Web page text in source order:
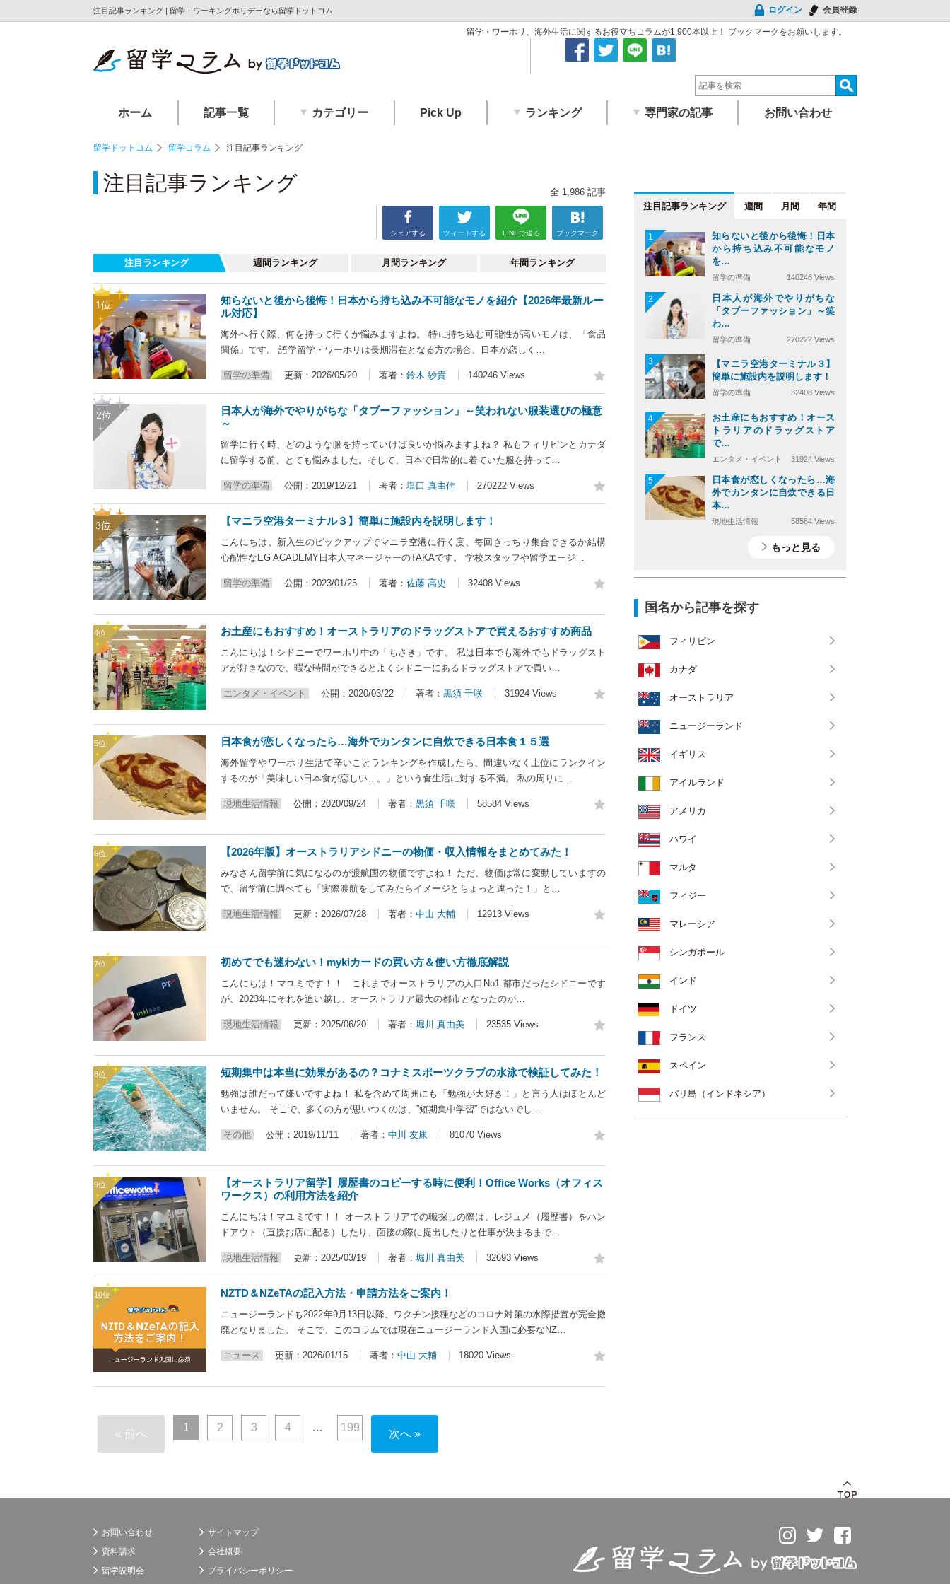
注目記事ランキング | 留学・ワーキングホリデーなら留学ドットコム ログイン 会員登録
留学・ワーホリ、海外生活に関するお役立ちコラムが1,900本以上！ ブックマークをお願いします。
ホーム 記事一覧 カテゴリー Pick Up ランキング 専門家の記事 お問い合わせ
留学ドットコム 留学コラム 注目記事ランキング
注目記事ランキング 全 1,986 記事
シェアする ツィートする LINEで送る ブックマーク
注目ランキング 週間 ランキング 月間 ランキング 年間 ランキング
知らないと後から後悔！日本から持ち込み不可能なモノを紹介【2026年最新ルー
ル対応】
海外へ行く際、何を持って行くか悩みますよね。 特に持ち込む可能性が高いモノは、「食品
関係」です。 語学留学・ワーホリは長期滞在となる方の場合、日本が恋しく…
留学の準備 更新：2026/05/20 著者： 鈴木 紗貴 140246 Views
日本人が海外でやりがちな「タブーファッション」～笑われない服装選びの極意
～
留学に行く時、どのような服を持っていけば良いか悩みますよね？ 私もフィリピンとカナダ
に留学する前、とても悩みました。そして、日本で日常的に着ていた服を持って…
留学の準備 公開：2019/12/21 著者： 塩口 真由佳 270222 Views
【マニラ空港ターミナル３】簡単に施設内を説明します！
こんにちは、新入生のピックアップでマニラ空港に行く度、毎回きっちり集合できるか結構
心配性なEG ACADEMY日本人マネージャーのTAKAです。 学校スタッフや留学エージ…
留学の準備 公開：2023/01/25 著者： 佐藤 高史 32408 Views
お土産にもおすすめ！オーストラリアのドラッグストアで買えるおすすめ商品
こんにちは！シドニーでワーホリ中の「ちさき」です。 私は日本でも海外でもドラッグスト
アが好きなので、暇な時間ができるとよくシドニーにあるドラッグストアで買い…
エンタメ・イベント 公開：2020/03/22 著者： 黒須 千咲 31924 Views
日本食が恋しくなったら…海外でカンタンに自炊できる日本食１５選
海外留学やワーホリ生活で辛いことランキングを作成したら、間違いなく上位にランクイン
するのが「美味しい日本食が恋しい…。」という食生活に対する不満。 私の周りに…
現地生活情報 公開：2020/09/24 著者： 黒須 千咲 58584 Views
【2026年版】オーストラリアシドニーの物価・収入情報をまとめてみた！
みなさん留学前に気になるのが渡航国の物価ですよね！ ただ、物価は常に変動していますの
で、留学前に調べても「実際渡航をしてみたらイメージとちょっと違った！」と…
現地生活情報 更新：2026/07/28 著者： 中山 大輔 12913 Views
初めてでも迷わない！mykiカードの買い方＆使い方徹底解説
こんにちは！マユミです！！ これまでオーストラリアの人口No1.都市だったシドニーです
が、2023年にそれを追い越し、オーストラリア最大の都市となったのが…
現地生活情報 更新：2025/06/20 著者： 堀川 真由美 23535 Views
短期集中は本当に効果があるの？コナミスポーツクラブの水泳で検証してみた！
勉強は誰だって嫌いですよね！ 私を含めて周囲にも「勉強が大好き！」と言う人はほとんど
いません。 そこで、多くの方が思いつくのは、”短期集中学習”ではないでし…
その他 公開：2019/11/11 著者： 中川 友康 81070 Views
【オーストラリア留学】履歴書のコピーする時に便利！Office Works（オフィス
ワークス）の利用方法を紹介
こんにちは！マユミです！！ オーストラリアでの職探しの際は、レジュメ（履歴書）をハン
ドアウト（直接お店に配る）したり、面接の際に提出したりと仕事が決まるまで…
現地生活情報 更新：2025/03/19 著者： 堀川 真由美 32693 Views
NZTD＆NZeTAの記入方法・申請方法をご案内！
ニュージーランドも2022年9月13日以降、ワクチン接種などのコロナ対策の水際措置が完全撤
廃となりました。 そこで、このコラムでは現在ニュージーランド入国に必要なNZ…
ニュース 更新：2026/01/15 著者： 中山 大輔 18020 Views
« 前へ
1 2 3 4 199
次へ »
注目記事 週間 月間 年間
1
知らないと後から後悔！日本
から持ち込み不可能なモノ
を…
留学の準備 140246 Views
2
日本人が海外でやりがちな
「タブーファッション」～笑
わ…
留学の準備 270222 Views
3
【マニラ空港ターミナル３】
簡単に施設内を説明します！
留学の準備 32408 Views
4
お土産にもおすすめ！オース
トラリアのドラッグストア
で…
エンタメ・イベント 31924 Views
5
日本食が恋しくなったら…海
外でカンタンに自炊できる日
本…
現地生活情報 58584 Views
もっと見る
国名から記事を探す
フィリピン
カナダ
オーストラリア
ニュージーランド
イギリス
アイルランド
アメリカ
ハワイ
マルタ
フィジー
マレーシア
シンガポール
インド
ドイツ
フランス
スペイン
バリ島（インドネシア）
お問い合わせ
サイトマップ
資料請求
会社概要
留学説明会
プライバシーポリシー